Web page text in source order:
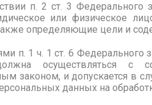
п. 2 ст. 3
или физическое
определяющие цели и
п. 1 ч. 1 ст. 6 Федерального
осуществляться с
законом, и допускается в
данных на